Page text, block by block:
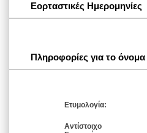
Εορταστικές Ημερομηνίες
Πληροφορίες για το όνομα
Ετυμολογία:
Αντίστοιχο